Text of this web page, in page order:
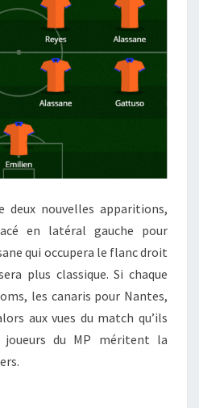
deux nouvelles apparitions,
en latéral gauche pour
qui occupera le flanc droit
plus classique. Si chaque
les canaris pour Nantes,
aux vues du match qu’ils
du MP méritent la